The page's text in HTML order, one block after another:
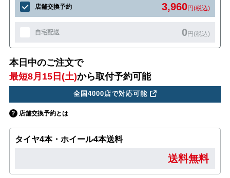
店舗交換予約 3,960円(税込)
自宅配送 0円(税込)
本日中のご注文で
最短8月15日(土)から取付予約可能
全国4000店で対応可能
店舗交換予約とは
タイヤ4本・ホイール4本送料
送料無料